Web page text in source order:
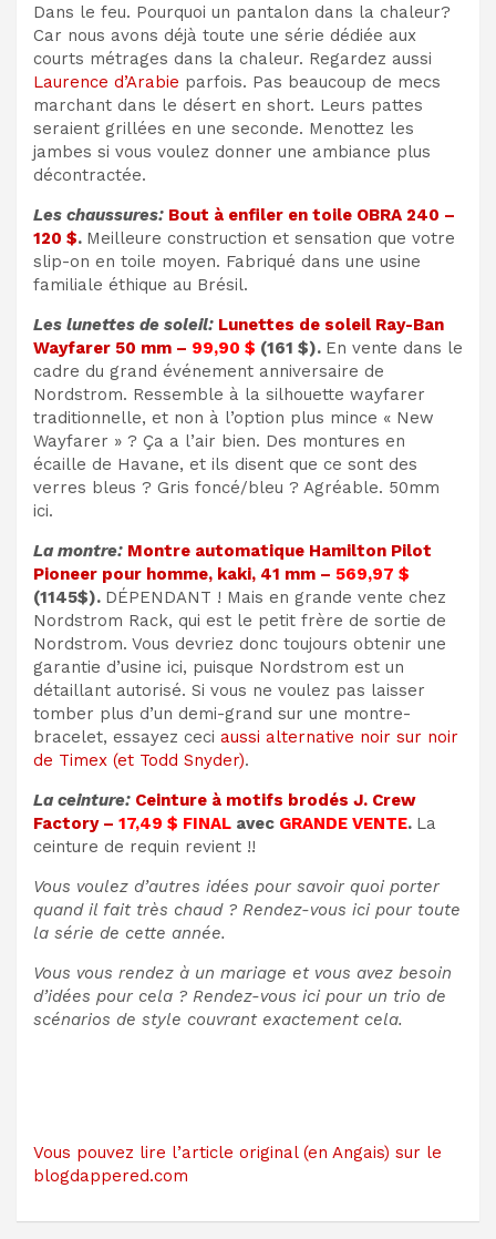
Dans le feu. Pourquoi un pantalon dans la chaleur?
Car nous avons déjà toute une série dédiée aux
courts métrages dans la chaleur. Regardez aussi
Laurence d’Arabie parfois. Pas beaucoup de mecs
marchant dans le désert en short. Leurs pattes
seraient grillées en une seconde. Menottez les
jambes si vous voulez donner une ambiance plus
décontractée.
Les chaussures: Bout à enfiler en toile OBRA 240 –
120 $. Meilleure construction et sensation que votre
slip-on en toile moyen. Fabriqué dans une usine
familiale éthique au Brésil.
Les lunettes de soleil: Lunettes de soleil Ray-Ban
Wayfarer 50 mm – 99,90 $ (161 $). En vente dans le
cadre du grand événement anniversaire de
Nordstrom. Ressemble à la silhouette wayfarer
traditionnelle, et non à l’option plus mince « New
Wayfarer » ? Ça a l’air bien. Des montures en
écaille de Havane, et ils disent que ce sont des
verres bleus ? Gris foncé/bleu ? Agréable. 50mm
ici.
La montre: Montre automatique Hamilton Pilot
Pioneer pour homme, kaki, 41 mm – 569,97 $
(1145$). DÉPENDANT ! Mais en grande vente chez
Nordstrom Rack, qui est le petit frère de sortie de
Nordstrom. Vous devriez donc toujours obtenir une
garantie d’usine ici, puisque Nordstrom est un
détaillant autorisé. Si vous ne voulez pas laisser
tomber plus d’un demi-grand sur une montre-
bracelet, essayez ceci aussi alternative noir sur noir
de Timex (et Todd Snyder).
La ceinture: Ceinture à motifs brodés J. Crew
Factory – 17,49 $ FINAL avec GRANDE VENTE. La
ceinture de requin revient !!
Vous voulez d’autres idées pour savoir quoi porter
quand il fait très chaud ? Rendez-vous ici pour toute
la série de cette année.
Vous vous rendez à un mariage et vous avez besoin
d’idées pour cela ? Rendez-vous ici pour un trio de
scénarios de style couvrant exactement cela.
Vous pouvez lire l’article original (en Angais) sur le
blogdappered.com